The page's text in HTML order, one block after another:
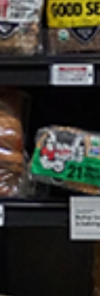
公布的預估數據
生產總值(GDP)
預期。數據顯示
1.5%，低於第壹
增長主要受個人
緩的主要原因是
截至本週五收盤
累計上漲1.04%
數報收25373.85
下跌3.20%；標普
上漲1.05%